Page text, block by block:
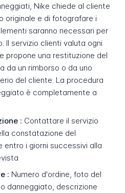
Nike chiede al cliente
originale e di fotografare i
saranno necessari per
Il servizio clienti valuta ogni
propone una restituzione del
un rimborso o da uno
del cliente. La procedura
è completamente a
: Contattare il servizio
constatazione del
entro i giorni successivi alla
: Numero d'ordine, foto del
danneggiato, descrizione